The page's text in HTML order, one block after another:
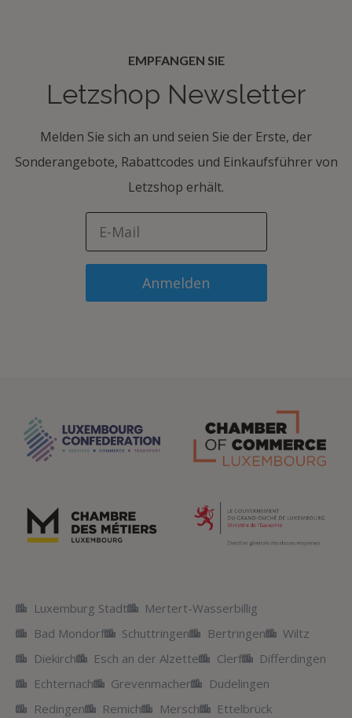
EMPFANGEN SIE
Letzshop Newsletter
Melden Sie sich an und seien Sie der Erste, der
Sonderangebote, Rabattcodes und Einkaufsführer von
Letzshop erhält.
Luxemburg Stadt
Mertert-Wasserbillig
Bad Mondorf
Schuttringen Bertringen
Wiltz
Diekirch
Esch an der Alzette Clerf
Differdingen
Echternach
Grevenmacher
Dudelingen
Redingen
Remich Mersch
Ettelbrück